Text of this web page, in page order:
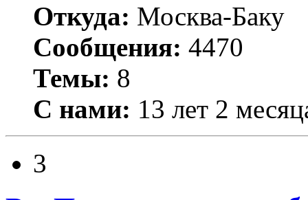
Откуда: Москва-Баку
Сообщения: 4470
Темы: 8
С нами: 13 лет 2
3